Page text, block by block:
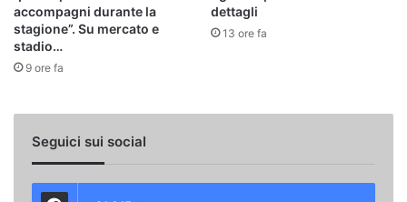
accompagni durante la
stagione”. Su mercato e
stadio…
9 ore fa
dettagli
13 ore fa
Seguici sui social